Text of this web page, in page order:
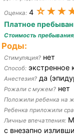
Оценка: 4
Платное
Стоимость
Роды:
Стимуляция? нет
Способ: экстренное
Анестезия? да
Рожали с мужем? нет
Положили ребенка на
Ребенка приложили
Личные впечатления:
с внезапно